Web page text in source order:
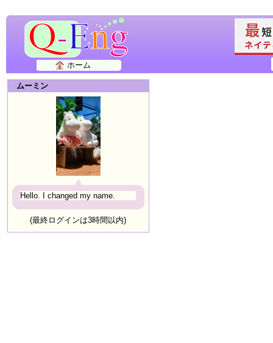
ホーム
ムーミン
Hello. I changed my name.
(最終ログインは3時間以内)